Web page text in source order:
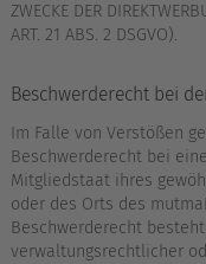
ZWECKE DER
ART. 21 ABS. 2 DSGVO).
Beschwerde­recht bei
Im Falle von Verstößen
Beschwerderecht bei
Mitgliedstaat ihres
oder des Orts des
Beschwerderecht
verwaltungsrechtlicher